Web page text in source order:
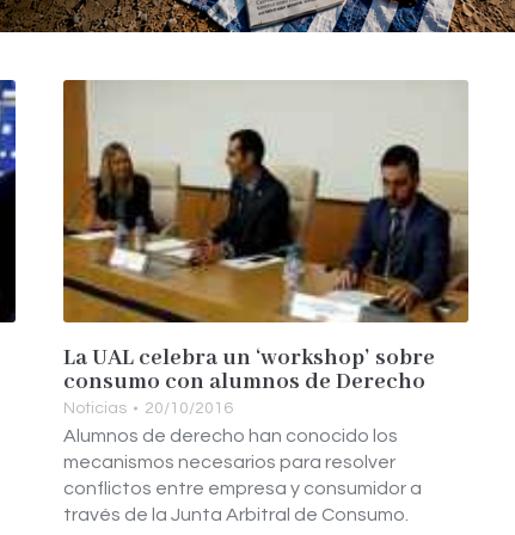
La UAL celebra un ‘workshop’ sobre
consumo con alumnos de Derecho
Noticias 20/10/2016
Alumnos de derecho han conocido los
mecanismos necesarios para resolver
conflictos entre empresa y consumidor a
través de la Junta Arbitral de Consumo.